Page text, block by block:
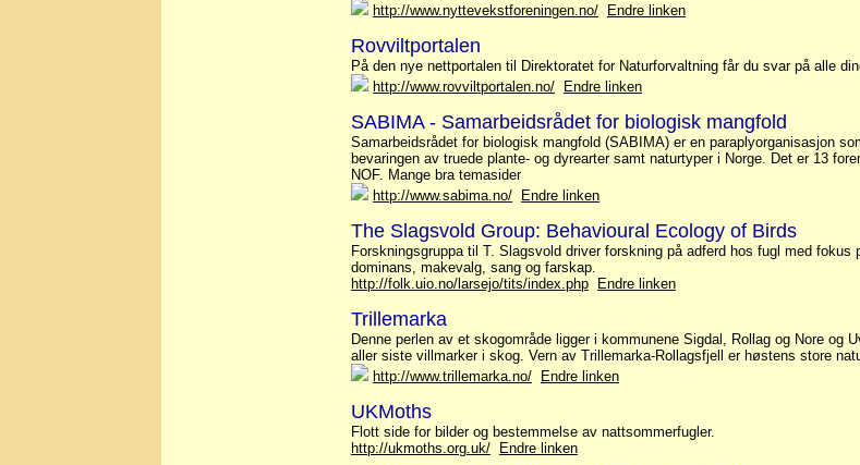
http://www.nyttevekstforeningen.no/
Endre linken
Rovviltportalen
På den nye nettportalen til Direktoratet for Naturforvaltning får du svar på alle
http://www.rovviltportalen.no/
Endre linken
SABIMA - Samarbeidsrådet for biologisk mangfold
Samarbeidsrådet for biologisk mangfold (SABIMA) er en paraplyorganisasjon
bevaringen av truede plante- og dyrearter samt naturtyper i Norge. Det er 13
NOF. Mange bra temasider
http://www.sabima.no/
Endre linken
The Slagsvold Group: Behavioural Ecology of Birds
Forskningsgruppa til T. Slagsvold driver forskning på adferd hos fugl med fokus
dominans, makevalg, sang og farskap.
http://folk.uio.no/larsejo/tits/index.php
Endre linken
Trillemarka
Denne perlen av et skogområde ligger i kommunene Sigdal, Rollag og Nore og
aller siste villmarker i skog. Vern av Trillemarka-Rollagsfjell er høstens store
http://www.trillemarka.no/
Endre linken
UKMoths
Flott side for bilder og bestemmelse av nattsommerfugler.
http://ukmoths.org.uk/
Endre linken